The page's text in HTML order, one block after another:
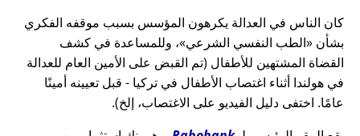
كان الناس في العدالة يكرهون المؤسس بسبب موقفه الفكري
بشأن
الطب النفسي الشرعي ، وللمساعدة في كشف
القضاة المشتهين للأطفال (تم القبض على الأمين العام للعدالة
في هولندا أثناء اغتصاب الأطفال في تركيا - قبل تعيينه أمينًا
عامًا. اختفى دليل الفيديو على الاغتصاب، إلخ).